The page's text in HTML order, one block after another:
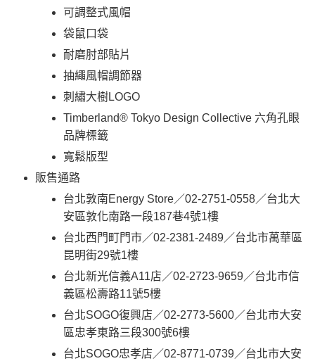
可調整式風帽
袋鼠口袋
耐磨肘部貼片
抽繩風帽調節器
刺繡大樹LOGO
Timberland® Tokyo Design Collective 六角孔眼
品牌標籤
寬鬆版型
販售通路
台北敦南Energy Store／02-2751-0558／台北大
安區敦化南路一段187巷4號1樓
台北西門町門市／02-2381-2489／台北市萬華區
昆明街29號1樓
台北新光信義A11店／02-2723-9659／台北市信
義區松壽路11號5樓
台北SOGO復興店／02-2773-5600／台北市大安
區忠孝東路三段300號6樓
台北SOGO忠孝店／02-8771-0739／台北市大安